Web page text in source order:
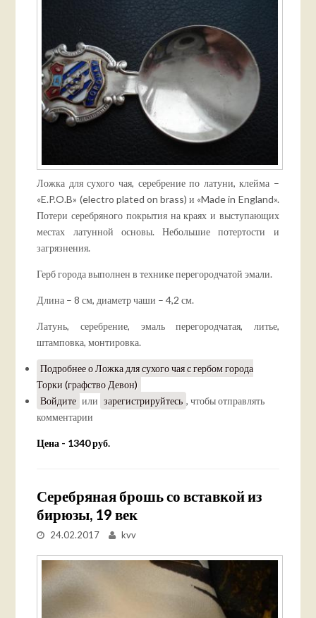
Ложка для сухого чая, серебрение по латуни, клейма –
«E.P.O.B» (electro plated on brass) и «Made in England».
Потери серебряного покрытия на краях и выступающих
местах латунной основы. Небольшие потертости и
загрязнения.
Герб города выполнен в технике перегородчатой эмали.
Длина – 8 см, диаметр чаши – 4,2 см.
Латунь, серебрение, эмаль перегородчатая, литье,
штамповка, монтировка.
Подробнеео Ложка для сухого чая с гербом города
Торки (графство Девон)
Войдите или зарегистрируйтесь , чтобы отправлять
комментарии
Цена - 1340 руб.
Серебряная брошь со вставкой из
бирюзы, 19 век
24.02.2017 kvv